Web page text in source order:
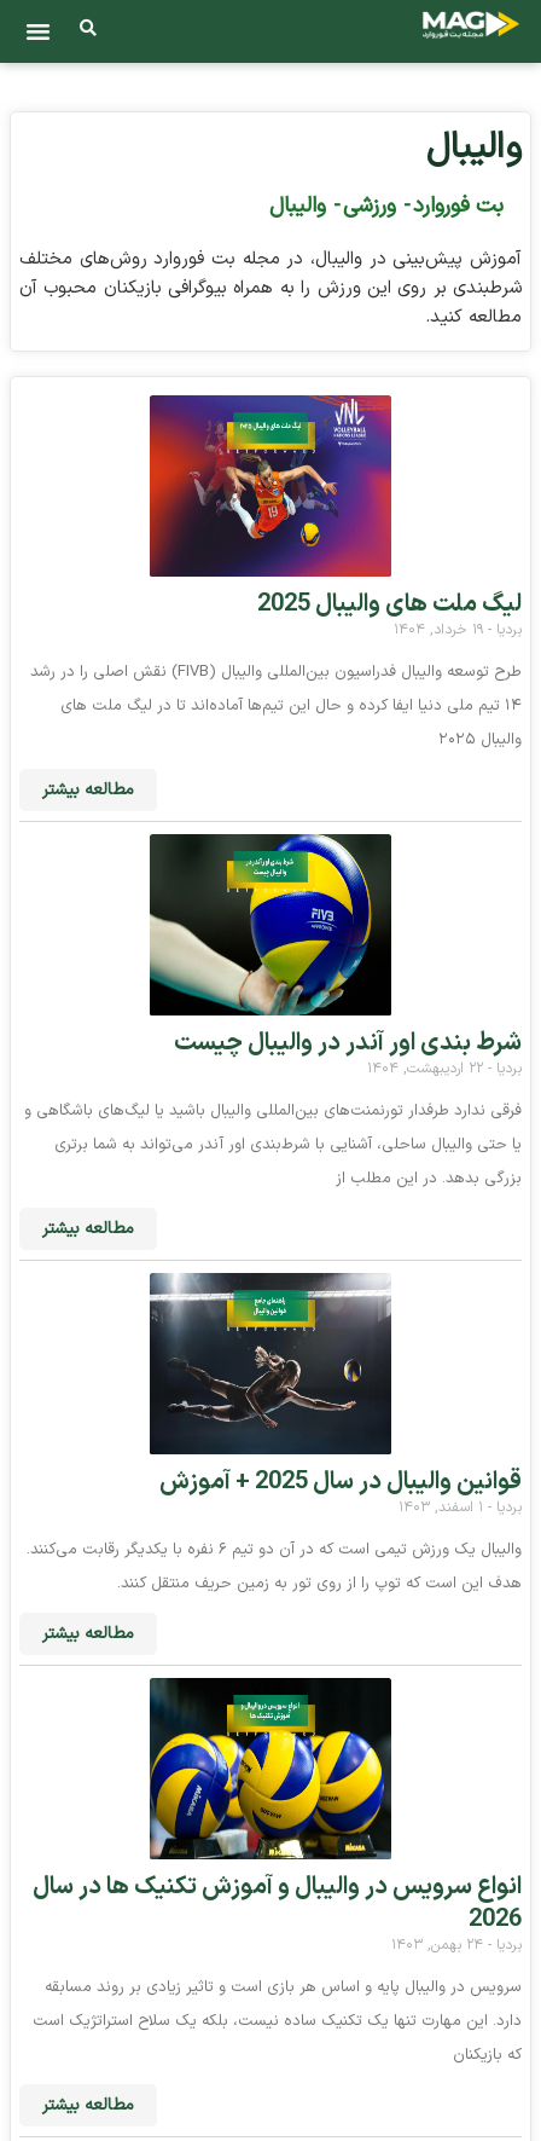
والیبال
بت فوروارد- ورزشی- والیبال
آموزش پیش‌بینی در والیبال، در مجله بت فوروارد روش‌های مختلف
شرطبندی بر روی این ورزش را به همراه بیوگرافی بازیکنان محبوب آن
مطالعه کنید.
لیگ ملت های والیبال 2025
بردیا
طرح توسعه والیبال فدراسیون بین‌المللی والیبال (FIVB) نقش اصلی را در رشد
۱۴ تیم ملی دنیا ایفا کرده و حال این تیم‌ها آماده‌اند تا در لیگ ملت های
والیبال ۲۰۲۵
مطالعه بیشتر
شرط بندی اور آندر در والیبال چیست
بردیا
فرقی ندارد طرفدار تورنمنت‌های بین‌المللی والیبال باشید یا لیگ‌های باشگاهی و
یا حتی والیبال ساحلی، آشنایی با شرط‌بندی اور آندر می‌تواند به شما برتری
بزرگی بدهد. در این مطلب از
مطالعه بیشتر
قوانین والیبال در سال 2025 + آموزش
بردیا
والیبال یک ورزش تیمی است که در آن دو تیم ۶ نفره با یکدیگر رقابت می‌کنند.
هدف این است که توپ را از روی تور به زمین حریف منتقل کنند.
مطالعه بیشتر
انواع سرویس در والیبال و آموزش تکنیک ها در سال
2026
بردیا
سرویس در والیبال پایه و اساس هر بازی است و تاثیر زیادی بر روند مسابقه
دارد. این مهارت تنها یک تکنیک ساده نیست، بلکه یک سلاح استراتژیک است
که بازیکنان
مطالعه بیشتر